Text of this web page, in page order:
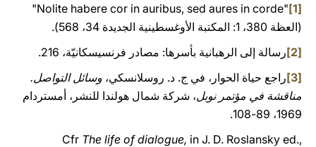
[1]
"Nolite habere cor in auribus, sed aures in corde"
(العظة 380، 1: المكتبة الأوغسطينية الجديدة 34، 568).
[2]
رسالة إلى الرهبانية بأسرها: مصادر فرنسيسكانيّة، 216.
[3]
راجع حياة الحوار، في ج. د. روسلانسكي، وسائل التواصل.
مناقشة في مؤتمر نوبل، شركة شمال هولندا للنشر، أمستردام
1969، 89-108.
Cfr The life of dialogue, in J. D. Roslansky ed.,